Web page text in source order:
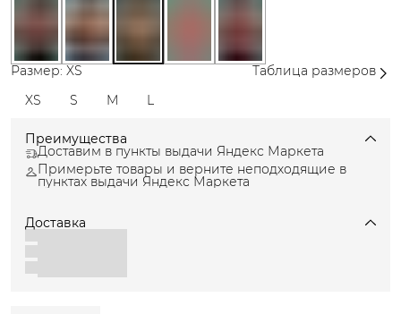
Размер: XS
Таблица размеров
XS
S M L
Преимущества
Доставим в пункты выдачи Яндекс Маркета
Примерьте товары и верните неподходящие в
пунктах выдачи Яндекс Маркета
Доставка